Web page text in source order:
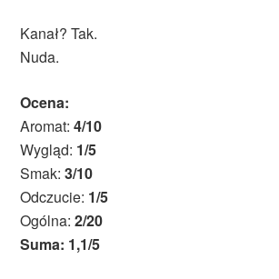
Kanał? Tak.
Nuda.
Ocena:
Aromat:4/10
Wygląd: 1/5
Smak:3/10
Odczucie: 1/5
Ogólna:2/20
Suma: 1,1/5